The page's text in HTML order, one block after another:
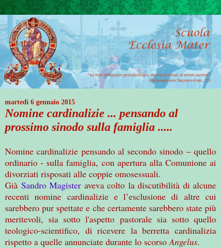
martedì 6 gennaio 2015
Nomine cardinalizie ... pensando al
prossimo sinodo sulla famiglia .....
Nomine cardinalizie pensando al secondo sinodo – quello
ordinario - sulla famiglia, con apertura alla Comunione ai
divorziati risposati alle coppie omosessuali.
Già Sandro Magister aveva colto la discutibilità di alcune
recenti nomine cardinalizie e l’esclusione di altre cui
sarebbero pur spettate e che certamente sarebbero state più
meritevoli, sia sotto l'aspetto pastorale sia sotto quello
teologico-scientifico, di ricevere la berretta cardinalizia
rispetto a quelle annunciate durante lo scorsoAngelus.